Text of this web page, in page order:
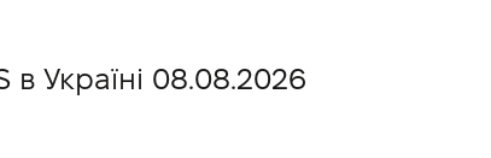
в Україні 08.08.2026